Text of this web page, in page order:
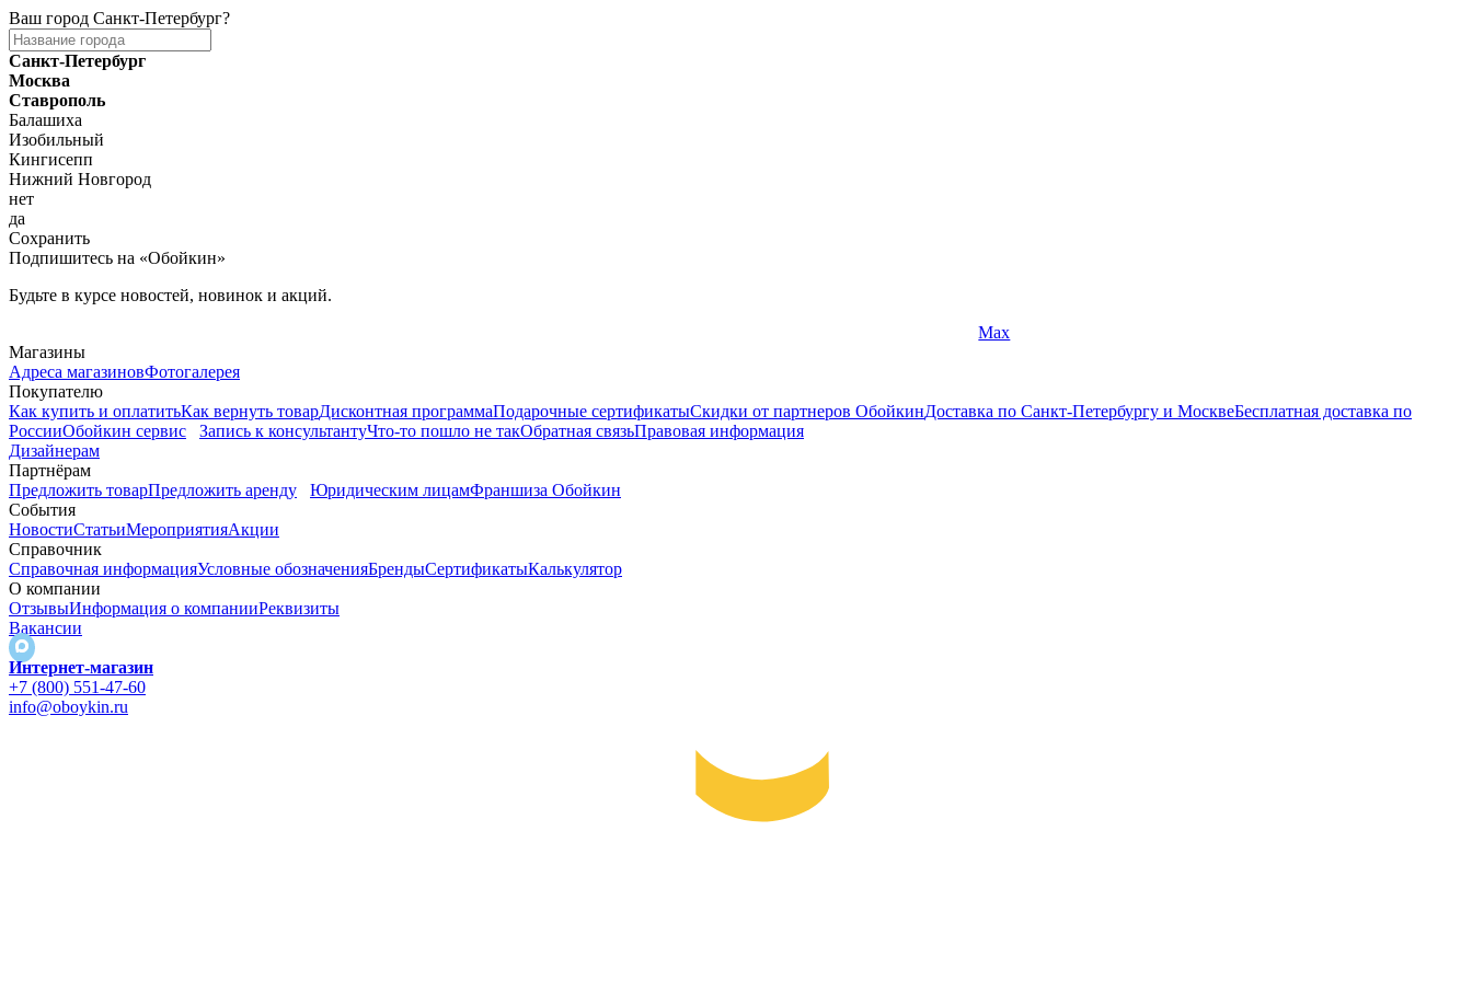
Ваш город Санкт-Петербург?
Санкт-Петербург
Москва
Ставрополь
Балашиха
Изобильный
Кингисепп
Нижний Новгород
нет
да
Сохранить
Подпишитесь на «Обойкин»
Будьте в курсе новостей, новинок и акций.
Max
Магазины
Адреса магазиновФотогалерея
Покупателю
Как купить и оплатитьКак вернуть товарДисконтная программаПодарочные сертификатыСкидки от партнеров ОбойкинДоставка по Санкт-Петербургу и МосквеБесплатная доставка по
РоссииОбойкин сервис Запись к консультантуЧто-то пошло не такОбратная связьПравовая информация
Дизайнерам
Партнёрам
Предложить товарПредложить аренду Юридическим лицамФраншиза Обойкин
События
НовостиСтатьиМероприятияАкции
Справочник
Справочная информацияУсловные обозначенияБрендыСертификатыКалькулятор
О компании
ОтзывыИнформация о компанииРеквизиты
Вакансии
Интернет-магазин
+7 (800) 551-47-60
info@oboykin.ru